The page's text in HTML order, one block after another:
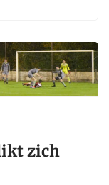
zich